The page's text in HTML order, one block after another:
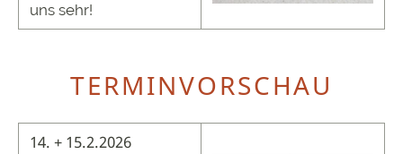
uns sehr!
TERMINVORSCHAU
14. + 15.2.2026